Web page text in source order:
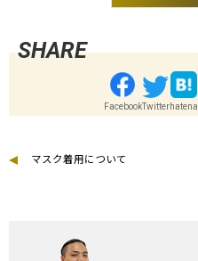
FacebookTwitterhatena
マスク着用について